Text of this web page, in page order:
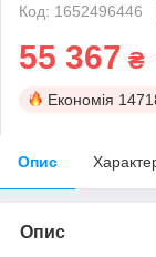
Код: 1652496446
55 367 ₴
Економія
Опис
Опис